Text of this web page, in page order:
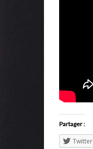
Partager :
Twitter